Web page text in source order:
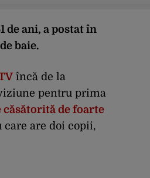
de ani, a postat în
baie.
încă de la
pentru prima
căsătorită de foarte
care are doi copii,